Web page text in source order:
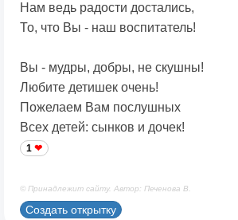
Нам ведь радости достались,
То, что Вы - наш воспитатель!
Вы - мудры, добры, не скушны!
Любите детишек очень!
Пожелаем Вам послушных
Всех детей: сынков и дочек!
1
© Принадлежит сайту. Автор: Печенова В.
Создать открытку